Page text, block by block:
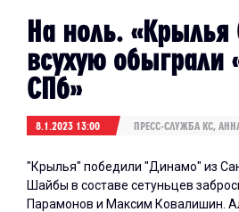
На ноль. «Крылья
всухую обыграли
СПб»
8.1.2023 13:00 ПРЕСС-СЛУЖБА КС,
"Крылья" победили "Динамо" из
Шайбы в составе сетуньцев
Парамонов и Максим Ковалишин.